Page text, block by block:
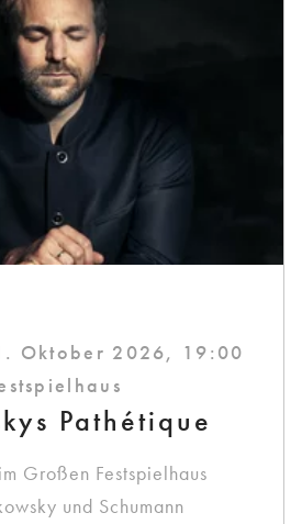
Oktober 2026, 19:00
Pathétique
Großen Festspielhaus
und Schumann